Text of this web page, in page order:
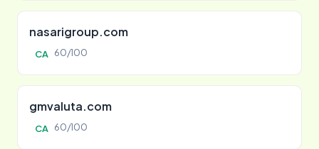
nasarigroup.com
CA 60/100
gmvaluta.com
CA 60/100